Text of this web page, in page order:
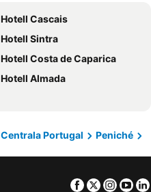
Hotell Cascais
Hotell Sintra
Hotell Costa de Caparica
Hotell Almada
Centrala Portugal
Peniché
Facebook
Twitter